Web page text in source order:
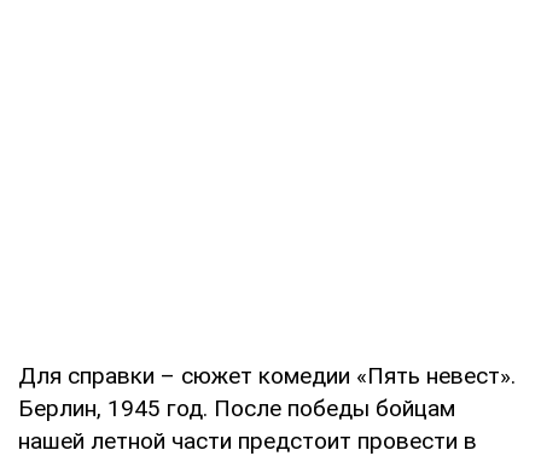
Для справки – сюжет комедии «Пять невест».
Берлин, 1945 год. После победы бойцам
нашей летной части предстоит провести в